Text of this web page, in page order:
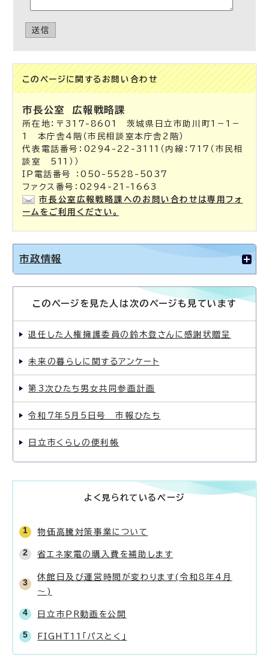
送信
このページに関する お問い合わせ
市長公室 広報戦略課
所在地：〒317-8601 茨城県日立市助川町1－1－
1 本庁舎4階（市民相談室本庁舎2階）
代表電話番号：0294-22-3111（内線：717（市民相
談室 511））
IP電話番号 ：050-5528-5037
ファクス番号：0294-21-1663
市長公室広報戦略課へのお問い合わせは専用フォ
ームをご利用ください。
市政情報
このページを見た人は次のページも見ています
退任した人権擁護委員の鈴木登さんに感謝状贈呈
未来の暮らしに関するアンケート
第3次ひたち男女共同参画計画
令和7年5月5日号 市報ひたち
日立市くらしの便利帳
よく見られているページ
物価高騰対策事業について
省エネ家電の購入費を補助します
休館日及び運営時間が変わります(令和8年4月
～)
日立市PR動画を公開
FIGHT11「パスとく」